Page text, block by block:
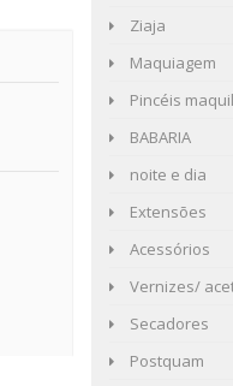
Ziaja
Maquiagem
Pincéis
BABARIA
noite e dia
Extensões
Acessórios
Vernizes/
Secadores
Postquam